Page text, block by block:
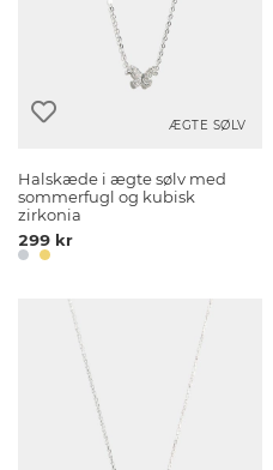
ÆGTE SØLV
Halskæde i ægte sølv med
sommerfugl og kubisk
zirkonia
299 kr